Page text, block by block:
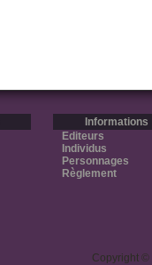
Informations
Editeurs
Individus
Personnages
Règlement
Copyright ©